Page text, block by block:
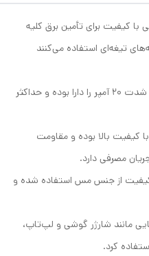
با کیفیت برای تأمین برق کلیه
تیغه‌ای استفاده می‌کنند
این تبدیل توانایی انتقال جریان برق با شدت 20 آمپر را دارا بوده و حداکثر
کیفیت بالا بوده و مقاومت
مصرفی دارد.
از جنس مس استفاده شده و
مانند شارژر گوشی و لپ‌تاپ،
کرد.